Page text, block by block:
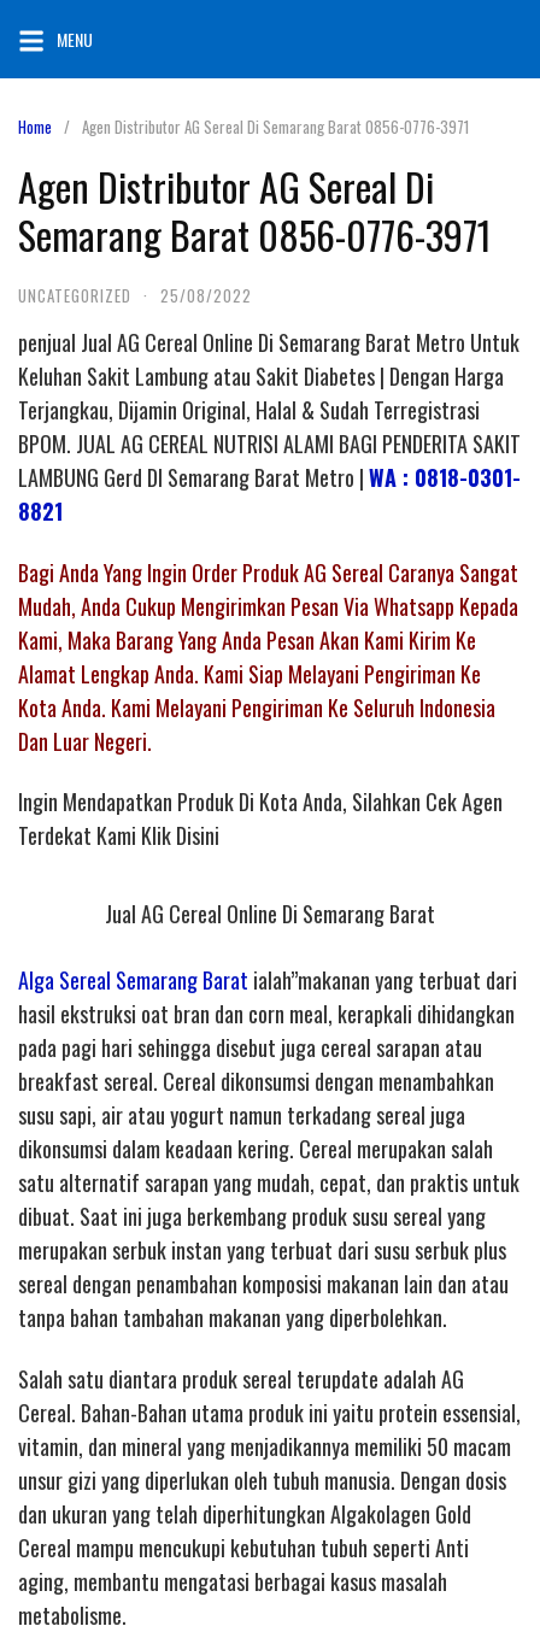
content
MENU
Home Agen Distributor AG Sereal Di Semarang Barat 0856-0776-3971
Agen Distributor AG Sereal Di
Semarang Barat 0856-0776-3971
UNCATEGORIZED · 25/08/2022
penjual Jual AG Cereal Online Di Semarang Barat Metro Untuk
Keluhan Sakit Lambung atau Sakit Diabetes | Dengan Harga
Terjangkau, Dijamin Original, Halal & Sudah Terregistrasi
BPOM. JUAL AG CEREAL NUTRISI ALAMI BAGI PENDERITA SAKIT
LAMBUNG Gerd DI Semarang Barat Metro |WA : 0818-0301-
8821
Bagi Anda Yang Ingin Order Produk AG Sereal Caranya Sangat
Mudah, Anda Cukup Mengirimkan Pesan Via Whatsapp Kepada
Kami, Maka Barang Yang Anda Pesan Akan Kami Kirim Ke
Alamat Lengkap Anda. Kami Siap Melayani Pengiriman Ke
Kota Anda. Kami Melayani Pengiriman Ke Seluruh Indonesia
Dan Luar Negeri.
Ingin Mendapatkan Produk Di Kota Anda, Silahkan Cek Agen
Terdekat Kami Klik Disini
Jual AG Cereal Online Di Semarang Barat
Alga Sereal Semarang Barat ialah”makanan yang terbuat dari
hasil ekstruksi oat bran dan corn meal, kerapkali dihidangkan
pada pagi hari sehingga disebut juga cereal sarapan atau
breakfast sereal. Cereal dikonsumsi dengan menambahkan
susu sapi, air atau yogurt namun terkadang sereal juga
dikonsumsi dalam keadaan kering. Cereal merupakan salah
satu alternatif sarapan yang mudah, cepat, dan praktis untuk
dibuat. Saat ini juga berkembang produk susu sereal yang
merupakan serbuk instan yang terbuat dari susu serbuk plus
sereal dengan penambahan komposisi makanan lain dan atau
tanpa bahan tambahan makanan yang diperbolehkan.
Salah satu diantara produk sereal terupdate adalah AG
Cereal. Bahan-Bahan utama produk ini yaitu protein essensial,
vitamin, dan mineral yang menjadikannya memiliki 50 macam
unsur gizi yang diperlukan oleh tubuh manusia. Dengan dosis
dan ukuran yang telah diperhitungkan Algakolagen Gold
Cereal mampu mencukupi kebutuhan tubuh seperti Anti
aging, membantu mengatasi berbagai kasus masalah
metabolisme.